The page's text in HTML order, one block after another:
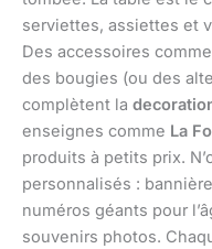
serviettes, assiettes et
Des accessoires
des bougies (ou des
complètent la
enseignes comme La
produits à petits prix.
personnalisés :
numéros géants pour
souvenirs photos.